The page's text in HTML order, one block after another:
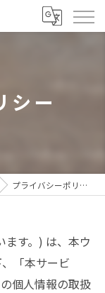
シー
プライバシーポリシー
ます。) は、本ウ
「本サービ
個人情報の取扱